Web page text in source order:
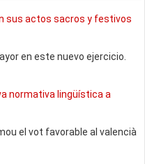
sus actos sacros y festivos
en este nuevo ejercicio.
normativa lingüística a
el vot favorable al valencià